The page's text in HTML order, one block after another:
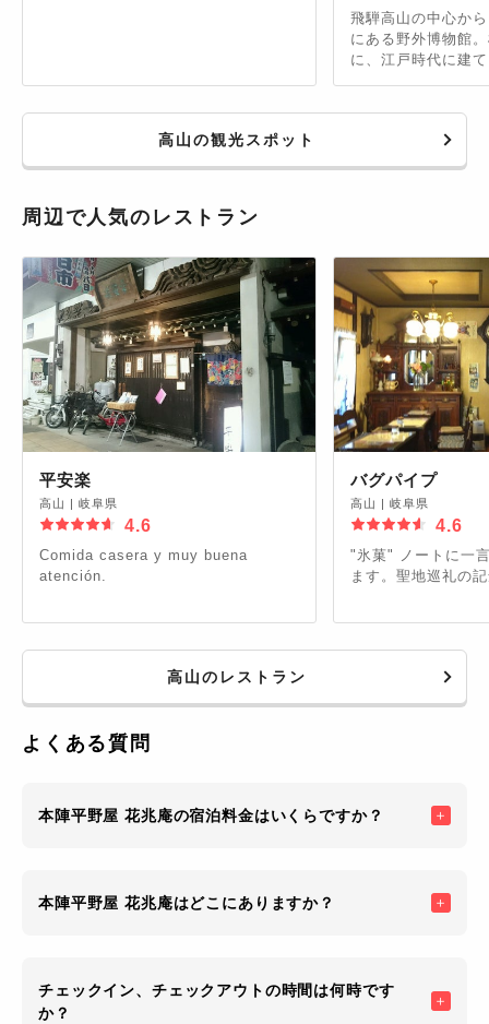
飛騨高山の中心か
にある野外博物館
に、江戸時代に建
作り」や「小糸焼
芸体験を楽しめま
彩る、紅葉ライト
高山の観光スポット
周辺で人気のレストラン
平安楽
高山 | 岐阜県
4.6
Comida casera y muy buena
atención.
バグパイプ
高山 | 岐阜県
4.6
"氷菓" ノートに一
ます。聖地巡礼の
高山のレストラン
よくある質問
本陣平野屋 花兆庵の宿泊料金はいくらですか？
本陣平野屋 花兆庵はどこにありますか？
チェックイン、チェックアウトの時間は何時です
か？